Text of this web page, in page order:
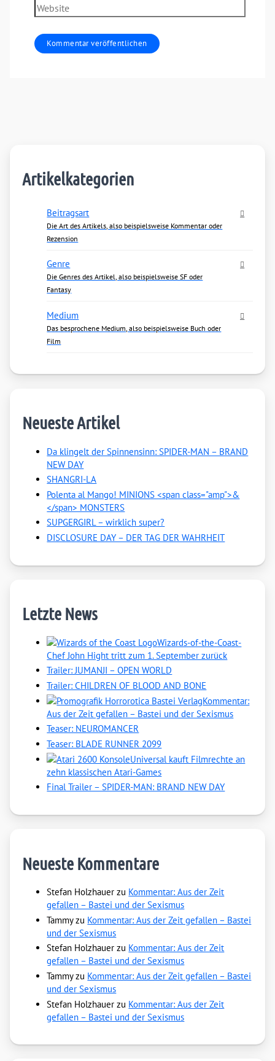
Website
Artikelkategorien
Beitragsart
Die Art des Artikels, also beispielsweise Kommentar oder
Rezension
Genre
Die Genres des Artikel, also beispielsweise SF oder
Fantasy
Medium
Das besprochene Medium, also beispielsweise Buch oder
Film
Neueste Artikel
Da klingelt der Spinnensinn: SPIDER-MAN – BRAND
NEW DAY
SHANGRI-LA
Polenta al Mango! MINIONS <span class="amp">&
</span> MONSTERS
SUPGERGIRL – wirklich super?
DISCLOSURE DAY – DER TAG DER WAHRHEIT
Letzte News
Wizards-of-the-Coast-
Chef John Hight tritt zum 1. September zurück
Trailer: JUMANJI – OPEN WORLD
Trailer: CHILDREN OF BLOOD AND BONE
Kommentar:
Aus der Zeit gefallen – Bastei und der Sexismus
Teaser: NEUROMANCER
Teaser: BLADE RUNNER 2099
Universal kauft Filmrechte an
zehn klassischen Atari-Games
Final Trailer – SPIDER-MAN: BRAND NEW DAY
Neueste Kommentare
Stefan Holzhauer zu Kommentar: Aus der Zeit
gefallen – Bastei und der Sexismus
Tammyzu Kommentar: Aus der Zeit gefallen – Bastei
und der Sexismus
Stefan Holzhauer zu Kommentar: Aus der Zeit
gefallen – Bastei und der Sexismus
Tammyzu Kommentar: Aus der Zeit gefallen – Bastei
und der Sexismus
Stefan Holzhauer zu Kommentar: Aus der Zeit
gefallen – Bastei und der Sexismus